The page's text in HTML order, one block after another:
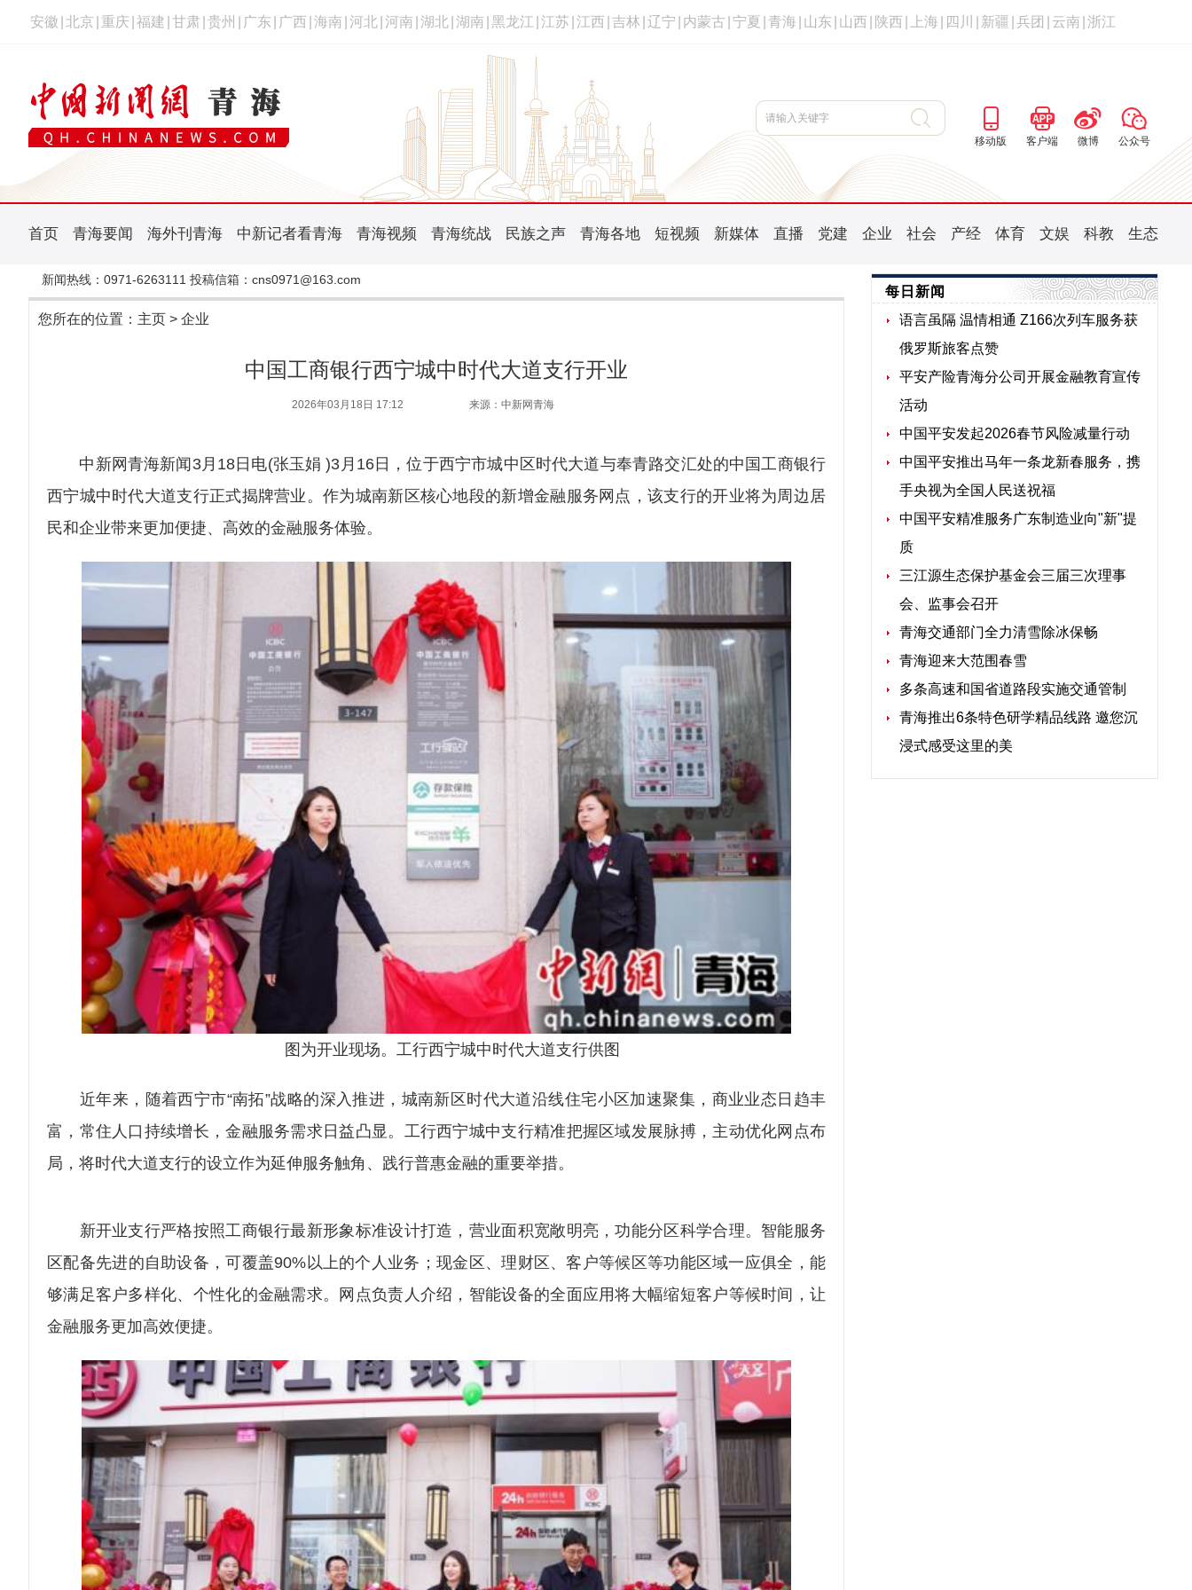
安徽 北京 重庆 福建 甘肃 贵州 广东 广西 海南 河北 河南 湖北 湖南 黑龙江 江苏 江西 吉林 辽宁 内蒙古 宁夏 青海 山东 山西 陕西 上海 四川 新疆 兵团 云南 浙江
移动版 客户端 微博 公众号
首页 青海要闻 海外刊青海 中新记者看青海 青海视频 青海统战 民族之声 青海各地 短视频 新媒体 直播 党建 企业 社会 产经 体育 文娱 科教 生态
新闻热线：0971-6263111 投稿信箱：cns0971@163.com
您所在的位置： 主页 > 企业
中国工商银行西宁城中时代大道支行开业
2026年03月18日 17:12 来源：中新网青海
中新网青海新闻3月18日电(张玉娟 )3月16日，位于西宁市城中区时代大道与奉青路交汇处的中国工商银行
西宁城中时代大道支行正式揭牌营业。作为城南新区核心地段的新增金融服务网点，该支行的开业将为周边居
民和企业带来更加便捷、高效的金融服务体验。
图为开业现场。工行西宁城中时代大道支行供图
近年来，随着西宁市“南拓”战略的深入推进，城南新区时代大道沿线住宅小区加速聚集，商业业态日趋丰
富，常住人口持续增长，金融服务需求日益凸显。工行西宁城中支行精准把握区域发展脉搏，主动优化网点布
局，将时代大道支行的设立作为延伸服务触角、践行普惠金融的重要举措。
新开业支行严格按照工商银行最新形象标准设计打造，营业面积宽敞明亮，功能分区科学合理。智能服务
区配备先进的自助设备，可覆盖90%以上的个人业务；现金区、理财区、客户等候区等功能区域一应俱全，能
够满足客户多样化、个性化的金融需求。网点负责人介绍，智能设备的全面应用将大幅缩短客户等候时间，让
金融服务更加高效便捷。
每日新闻
语言虽隔 温情相通 Z166次列车服务获
俄罗斯旅客点赞
平安产险青海分公司开展金融教育宣传
活动
中国平安发起2026春节风险减量行动
中国平安推出马年一条龙新春服务，携
手央视为全国人民送祝福
中国平安精准服务广东制造业向"新"提
质
三江源生态保护基金会三届三次理事
会、监事会召开
青海交通部门全力清雪除冰保畅
青海迎来大范围春雪
多条高速和国省道路段实施交通管制
青海推出6条特色研学精品线路 邀您沉
浸式感受这里的美